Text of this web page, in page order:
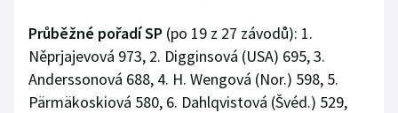
Průběžné pořadí SP (po 19 z 27 závodů): 1.
Něprjajevová 973, 2. Digginsová (USA) 695, 3.
Anderssonová 688, 4. H. Wengová (Nor.) 598, 5.
Pärmäkoskiová 580, 6. Dahlqvistová (Švéd.) 529,